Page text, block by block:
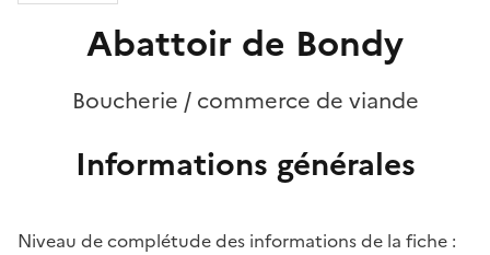
Abattoir de Bondy
Boucherie / commerce de viande
Informations générales
Niveau de complétude des informations de la fiche :